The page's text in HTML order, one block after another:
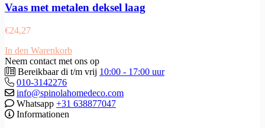
Vaas met metalen deksel laag
€24,27
In den Warenkorb
Neem contact met ons op
Bereikbaar di t/m vrij 10:00 - 17:00 uur
010-3142276
info@spinolahomedeco.com
Whatsapp +31 638877047
Informationen